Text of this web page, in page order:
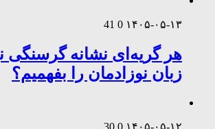
۱۴۰۵-۰۵-۱۳ 0
41
هر گریه‌ای نشانه
زبان نوزادمان را بفهمیم؟
۱۴۰۵-۰۵-۱۲ 0
30